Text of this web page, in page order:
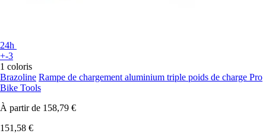
24h
+-3
1 coloris
Brazoline Rampe de chargement aluminium triple poids de charge Pro
Bike Tools
À partir de 158,79 €
151,58 €